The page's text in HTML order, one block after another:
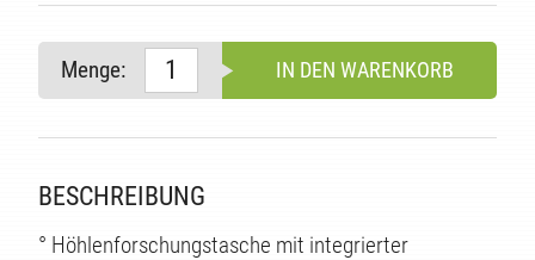
Menge: IN DEN WARENKORB
BESCHREIBUNG
° Höhlenforschungstasche mit integrierter